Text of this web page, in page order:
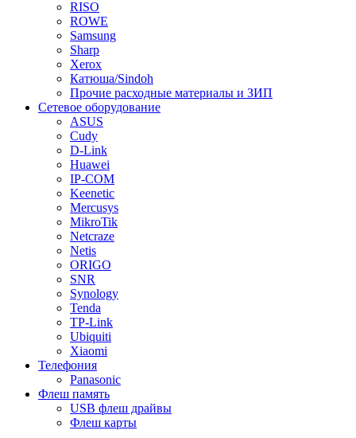
RISO
ROWE
Samsung
Sharp
Xerox
Катюша/Sindoh
Прочие расходные материалы и ЗИП
Сетевое оборудование
ASUS
Cudy
D-Link
Huawei
IP-COM
Keenetic
Mercusys
MikroTik
Netcraze
Netis
ORIGO
SNR
Synology
Tenda
TP-Link
Ubiquiti
Xiaomi
Телефония
Panasonic
Флеш память
USB флеш драйвы
Флеш карты